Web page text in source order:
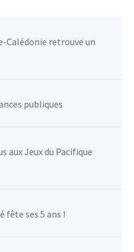
Calédonie retrouve un
publiques
aux Jeux du Pacifique
fête ses 5 ans !